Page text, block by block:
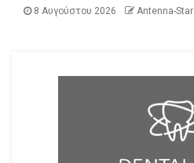
8 Αυγούστου 2026 Antenna-Star